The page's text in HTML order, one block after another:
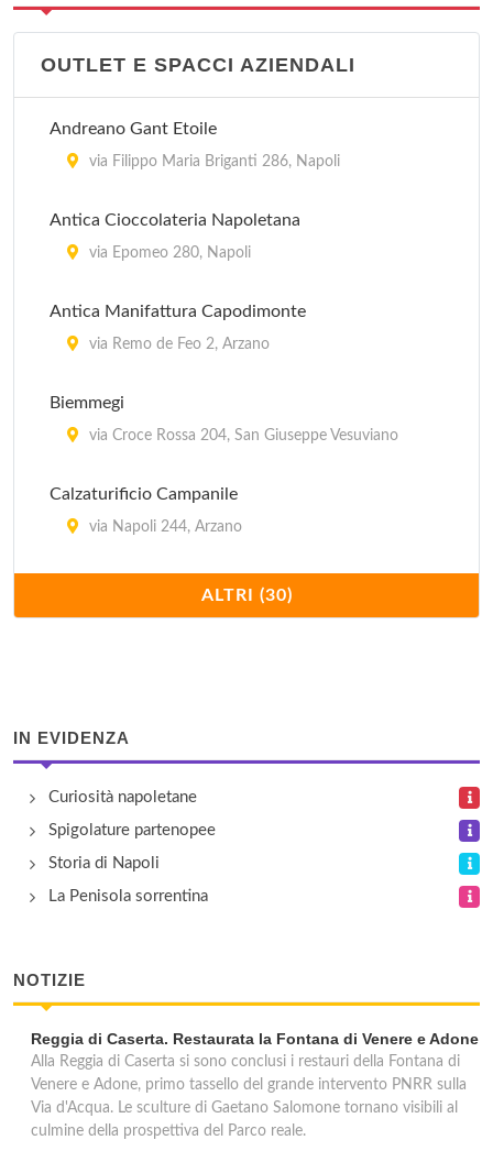
OUTLET E SPACCI AZIENDALI
Andreano Gant Etoile
via Filippo Maria Briganti 286, Napoli
Antica Cioccolateria Napoletana
via Epomeo 280, Napoli
Antica Manifattura Capodimonte
via Remo de Feo 2, Arzano
Biemmegi
via Croce Rossa 204, San Giuseppe Vesuviano
Calzaturificio Campanile
via Napoli 244, Arzano
Calzaturificio Melluso
viale Della Resistenza 181, Calvizzano
Camomilla Fineserie
via Benedetto Croce 6, Napoli
Casa d'Ambra
via Mario d'Ambra 16, Forio d'Ischia
De Laurentis
via Grande Orefici 9/11/13, Napoli
ALTRI (30)
IN EVIDENZA
Curiosità napoletane
Spigolature partenopee
Storia di Napoli
La Penisola sorrentina
NOTIZIE
Reggia di Caserta. Restaurata la Fontana di Venere e Adone
Alla Reggia di Caserta si sono conclusi i restauri della Fontana di
Venere e Adone, primo tassello del grande intervento PNRR sulla
Via d'Acqua. Le sculture di Gaetano Salomone tornano visibili al
culmine della prospettiva del Parco reale.